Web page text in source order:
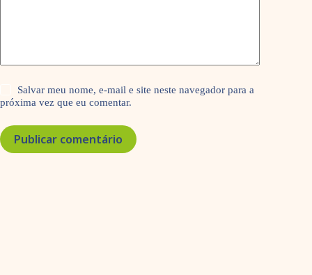
Salvar meu nome, e-mail e site neste navegador para a
próxima vez que eu comentar.
Publicar comentário